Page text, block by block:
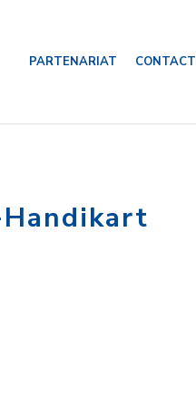
PARTENARIAT CONTACT